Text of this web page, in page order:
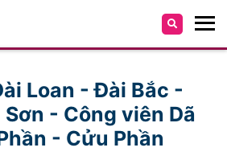
Loan - Đài Bắc -
- Công viên Dã
- Cửu Phần